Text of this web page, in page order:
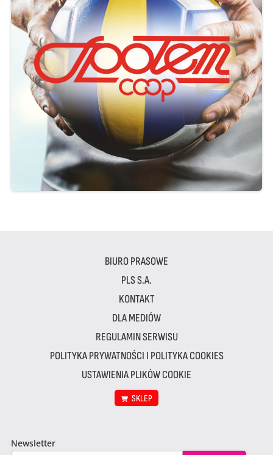
BIURO PRASOWE
PLS S.A.
KONTAKT
DLA MEDIÓW
REGULAMIN SERWISU
POLITYKA PRYWATNOŚCI I POLITYKA COOKIES
USTAWIENIA PLIKÓW COOKIE
SKLEP
Newsletter